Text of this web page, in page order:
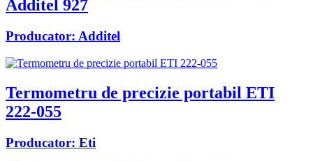
Additel 927
Producator: Additel
Termometru de precizie portabil ETI
222-055
Producator: Eti